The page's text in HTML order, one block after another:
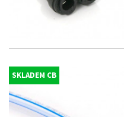
SKLADEM CB